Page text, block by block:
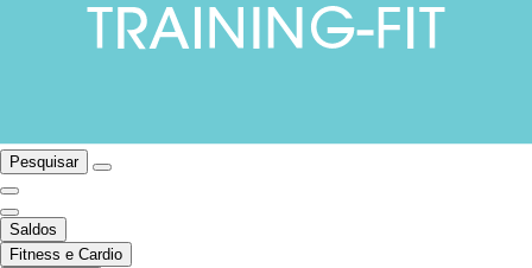
Pesquisar
Saldos
Fitness e Cardio